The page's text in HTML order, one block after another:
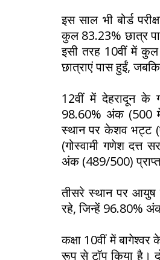
इस साल भी बोर्ड
कुल 83.23% छात्र
इसी तरह 10वीं में कुल
छात्राएं पास हुईं,
12वीं में देहरादून के
98.60% अंक (500
स्थान पर केशव भट्ट
(गोस्वामी गणेश दत्त
अंक (489/500)
तीसरे स्थान पर आयुष
रहे, जिन्हें 96.80%
कक्षा 10वीं में
रूप से टॉप किया है।